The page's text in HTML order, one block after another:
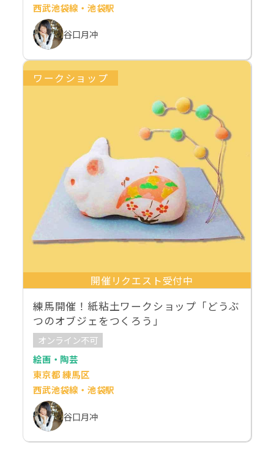
西武池袋線・池袋駅
谷口月冲
ワークショップ
開催リクエスト受付中
練馬開催！紙粘土ワークショップ「どうぶ
つのオブジェをつくろう」
オンライン不可
絵画・陶芸
東京都 練馬区
西武池袋線・池袋駅
谷口月冲